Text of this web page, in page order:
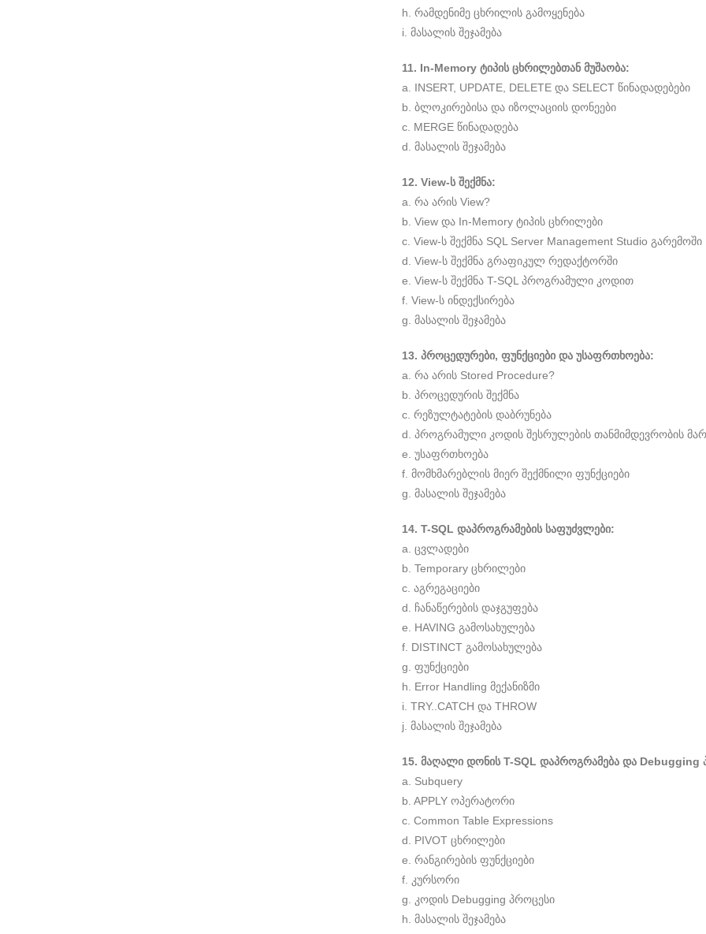
h. რამდენიმე ცხრილის გამოყენება
i. მასალის შეჯამება
11. In-Memory ტიპის ცხრილებთან მუშაობა:
a. INSERT, UPDATE, DELETE და SELECT წინადადებები
b. ბლოკირებისა და იზოლაციის დონეები
c. MERGE წინადადება
d. მასალის შეჯამება
12. View-ს შექმნა:
a. რა არის View?
b. View და In-Memory ტიპის ცხრილები
c. View-ს შექმნა SQL Server Management Studio გარემოში
d. View-ს შექმნა გრაფიკულ რედაქტორში
e. View-ს შექმნა T-SQL პროგრამული კოდით
f. View-ს ინდექსირება
g. მასალის შეჯამება
13. პროცედურები, ფუნქციები და უსაფრთხოება:
a. რა არის Stored Procedure?
b. პროცედურის შექმნა
c. რეზულტატების დაბრუნება
d. პროგრამული კოდის შესრულების თანმიმდევრობის
e. უსაფრთხოება
f. მომხმარებლის მიერ შექმნილი ფუნქციები
g. მასალის შეჯამება
14. T-SQL დაპროგრამების საფუძვლები:
a. ცვლადები
b. Temporary ცხრილები
c. აგრეგაციები
d. ჩანაწერების დაჯგუფება
e. HAVING გამოსახულება
f. DISTINCT გამოსახულება
g. ფუნქციები
h. Error Handling მექანიზმი
i. TRY..CATCH და THROW
j. მასალის შეჯამება
15. მაღალი დონის T-SQL დაპროგრამება და Debugging
a. Subquery
b. APPLY ოპერატორი
c. Common Table Expressions
d. PIVOT ცხრილები
e. რანგირების ფუნქციები
f. კურსორი
g. კოდის Debugging პროცესი
h. მასალის შეჯამება